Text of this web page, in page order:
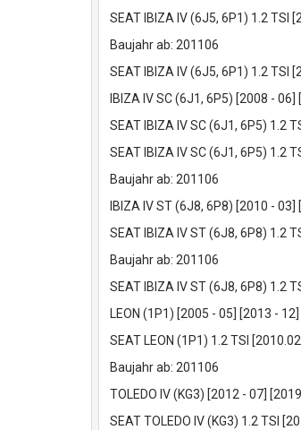
SEAT IBIZA IV (6J5, 6P1) 1.2 TSI
Baujahr ab: 201106
SEAT IBIZA IV (6J5, 6P1) 1.2 TSI
IBIZA IV SC (6J1, 6P5) [2008 - 06]
SEAT IBIZA IV SC (6J1, 6P5) 1.2
SEAT IBIZA IV SC (6J1, 6P5) 1.2
Baujahr ab: 201106
IBIZA IV ST (6J8, 6P8) [2010 - 03]
SEAT IBIZA IV ST (6J8, 6P8) 1.2
Baujahr ab: 201106
SEAT IBIZA IV ST (6J8, 6P8) 1.2
LEON (1P1) [2005 - 05] [2013 - 12]
SEAT LEON (1P1) 1.2 TSI
Baujahr ab: 201106
TOLEDO IV (KG3) [2012 - 07]
SEAT TOLEDO IV (KG3) 1.2 TSI